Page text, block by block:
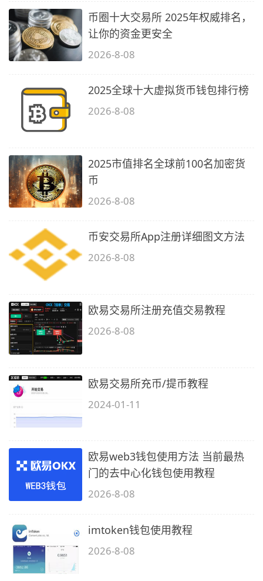
币圈十大交易所 2025年权威排名，
让你的资金更安全
2026-8-08
2025全球十大虚拟货币钱包排行榜
2026-8-08
2025市值排名全球前100名加密货
币
2026-8-08
币安交易所App注册详细图文方法
2026-8-08
欧易交易所注册充值交易教程
2026-8-08
欧易交易所充币/提币教程
2024-01-11
欧易web3钱包使用方法 当前最热
门的去中心化钱包使用教程
2026-8-08
imtoken钱包使用教程
2026-8-08